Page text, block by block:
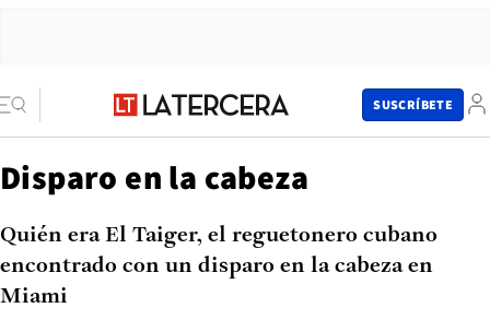
SUSCRÍBETE
Disparo en la cabeza
Quién era El Taiger, el reguetonero cubano
encontrado con un disparo en la cabeza en
Miami